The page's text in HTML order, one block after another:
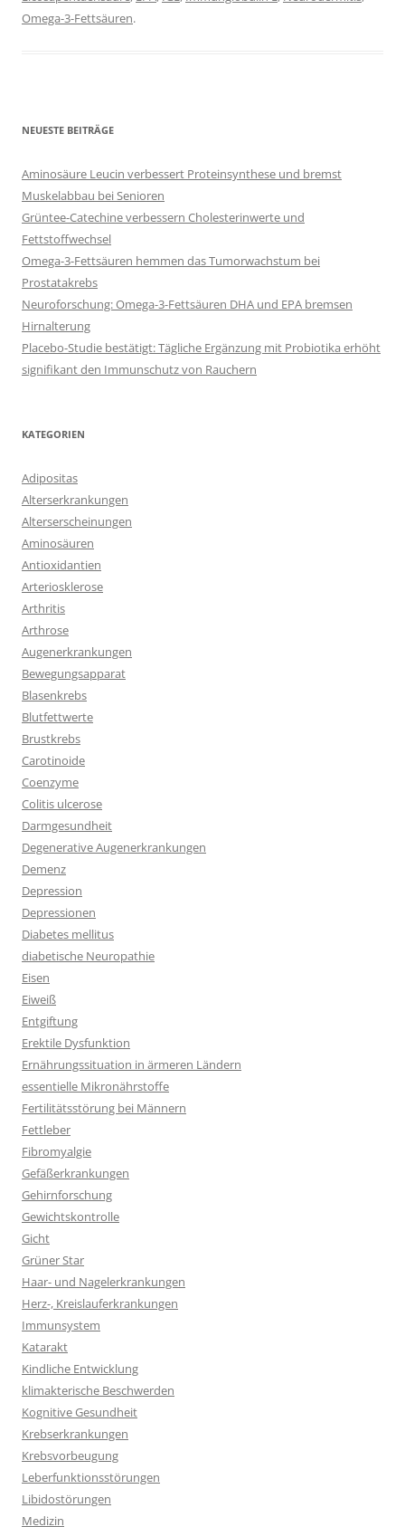
Omega-3-Fettsäuren.
NEUESTE BEITRÄGE
Aminosäure Leucin verbessert Proteinsynthese und bremst
Muskelabbau bei Senioren
Grüntee-Catechine verbessern Cholesterinwerte und
Fettstoffwechsel
Omega-3-Fettsäuren hemmen das Tumorwachstum bei
Prostatakrebs
Neuroforschung: Omega-3-Fettsäuren DHA und EPA bremsen
Hirnalterung
Placebo-Studie bestätigt: Tägliche Ergänzung mit Probiotika erhöht
signifikant den Immunschutz von Rauchern
KATEGORIEN
Adipositas
Alterserkrankungen
Alterserscheinungen
Aminosäuren
Antioxidantien
Arteriosklerose
Arthritis
Arthrose
Augenerkrankungen
Bewegungsapparat
Blasenkrebs
Blutfettwerte
Brustkrebs
Carotinoide
Coenzyme
Colitis ulcerose
Darmgesundheit
Degenerative Augenerkrankungen
Demenz
Depression
Depressionen
Diabetes mellitus
diabetische Neuropathie
Eisen
Eiweiß
Entgiftung
Erektile Dysfunktion
Ernährungssituation in ärmeren Ländern
essentielle Mikronährstoffe
Fertilitätsstörung bei Männern
Fettleber
Fibromyalgie
Gefäßerkrankungen
Gehirnforschung
Gewichtskontrolle
Gicht
Grüner Star
Haar- und Nagelerkrankungen
Herz-, Kreislauferkrankungen
Immunsystem
Katarakt
Kindliche Entwicklung
klimakterische Beschwerden
Kognitive Gesundheit
Krebserkrankungen
Krebsvorbeugung
Leberfunktionsstörungen
Libidostörungen
Medizin